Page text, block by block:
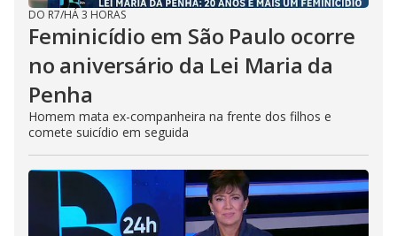
DO R7/HÁ 3 HORAS
Feminicídio em São Paulo ocorre
no aniversário da Lei Maria da
Penha
Homem mata ex-companheira na frente dos filhos e
comete suicídio em seguida